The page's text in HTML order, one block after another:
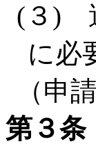
(３)
に必
（申
第３条